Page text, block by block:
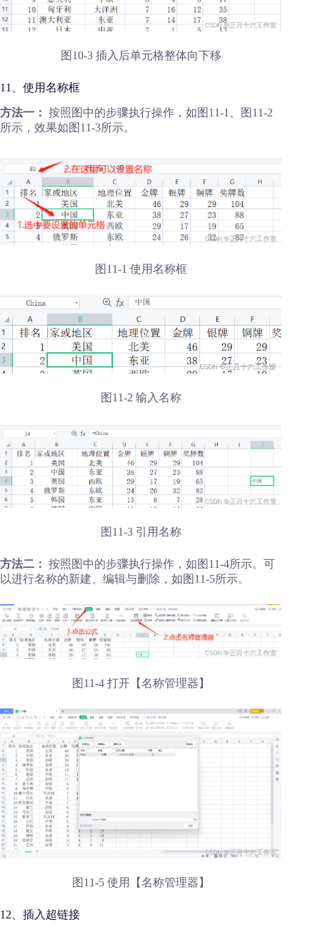
图10-3 插入后单元格整体向下移
11、使用名称框
方法一： 按照图中的步骤执行操作，如图11-1、图11-2
所示，效果如图11-3所示。
图11-1 使用名称框
图11-2 输入名称
图11-3 引用名称
方法二： 按照图中的步骤执行操作，如图11-4所示。可
以进行名称的新建、编辑与删除，如图11-5所示。
图11-4 打开【名称管理器】
图11-5 使用【名称管理器】
12、插入超链接